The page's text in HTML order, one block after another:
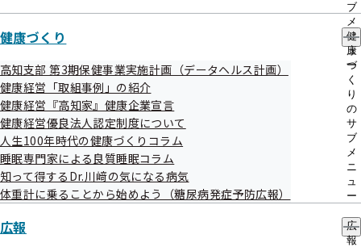
ュ
ブ
メ
ニ
ュ
ー
健康づくり
健
康
づ
く
り
の
サ
ブ
メ
ニ
ュ
ー
高知支部 第3期保健事業実施計画（データヘルス計画）
健康経営「取組事例」の紹介
健康経営『高知家』健康企業宣言
健康経営優良法人認定制度について
人生100年時代の健康づくりコラム
睡眠専門家による良質睡眠コラム
知って得するDr.川﨑の気になる病気
体重計に乗ることから始めよう（糖尿病発症予防広報）
広報
広
報
〇＝対応可 ×＝対応不可
高知市
健診受付中
高知赤十字病院
住所 高知市秦南町1ｰ4-63-11
電話番号 088-871-3602
健診項目は
高知市 健診受付中
高知検診クリニック
住所
健診項目は